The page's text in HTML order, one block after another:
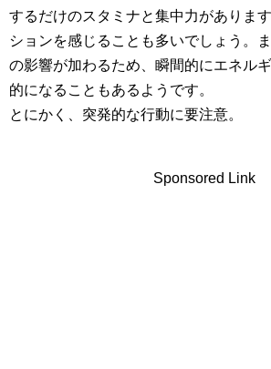
するだけのスタミナと集中力がありま
ションを感じることも多いでしょう。
の影響が加わるため、瞬間的にエネル
的になることもあるようです。
とにかく、突発的な行動に要注意。
Sponsored Link